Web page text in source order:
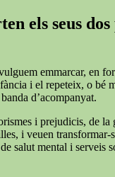
els seus
emmarcar, en
i el repeteix, o bé
d’acompanyat.
i prejudicis, de la
i veuen transformar-
salut mental i serveis